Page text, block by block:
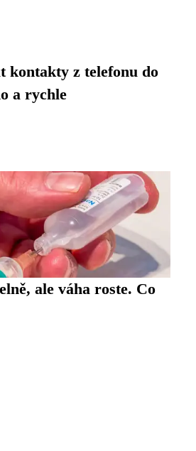
kontakty z telefonu do
a rychle
ale váha roste. Co